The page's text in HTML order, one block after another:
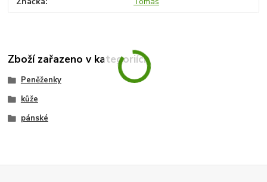
Zboží zařazeno v kategoriích
Peněženky
kůže
pánské